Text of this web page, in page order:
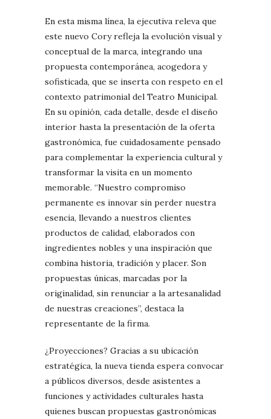
En esta misma línea, la ejecutiva releva que
este nuevo Cory refleja la evolución visual y
conceptual de la marca, integrando una
propuesta contemporánea, acogedora y
sofisticada, que se inserta con respeto en el
contexto patrimonial del Teatro Municipal.
En su opinión, cada detalle, desde el diseño
interior hasta la presentación de la oferta
gastronómica, fue cuidadosamente pensado
para complementar la experiencia cultural y
transformar la visita en un momento
memorable. “Nuestro compromiso
permanente es innovar sin perder nuestra
esencia, llevando a nuestros clientes
productos de calidad, elaborados con
ingredientes nobles y una inspiración que
combina historia, tradición y placer. Son
propuestas únicas, marcadas por la
originalidad, sin renunciar a la artesanalidad
de nuestras creaciones”, destaca la
representante de la firma.
¿Proyecciones? Gracias a su ubicación
estratégica, la nueva tienda espera convocar
a públicos diversos, desde asistentes a
funciones y actividades culturales hasta
quienes buscan propuestas gastronómicas